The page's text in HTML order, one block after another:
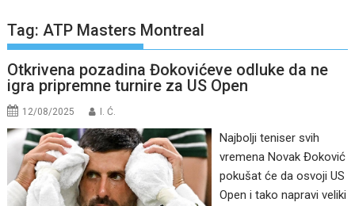
Tag:ATP Masters Montreal
Otkrivena pozadina Đokovićeve odluke da ne
igra pripremne turnire za US Open
12/08/2025 I. Ć.
Najbolji teniser svih
vremena Novak Đoković
pokušat će da osvoji US
Open i tako napravi veliki